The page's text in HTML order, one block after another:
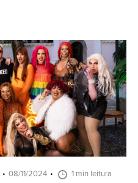
08/11/2024 1 min leitura